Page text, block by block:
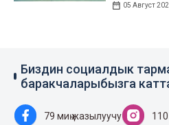
05 Август
Биздин социалдык
баракчаларыбызга
79 миң жазылуучу